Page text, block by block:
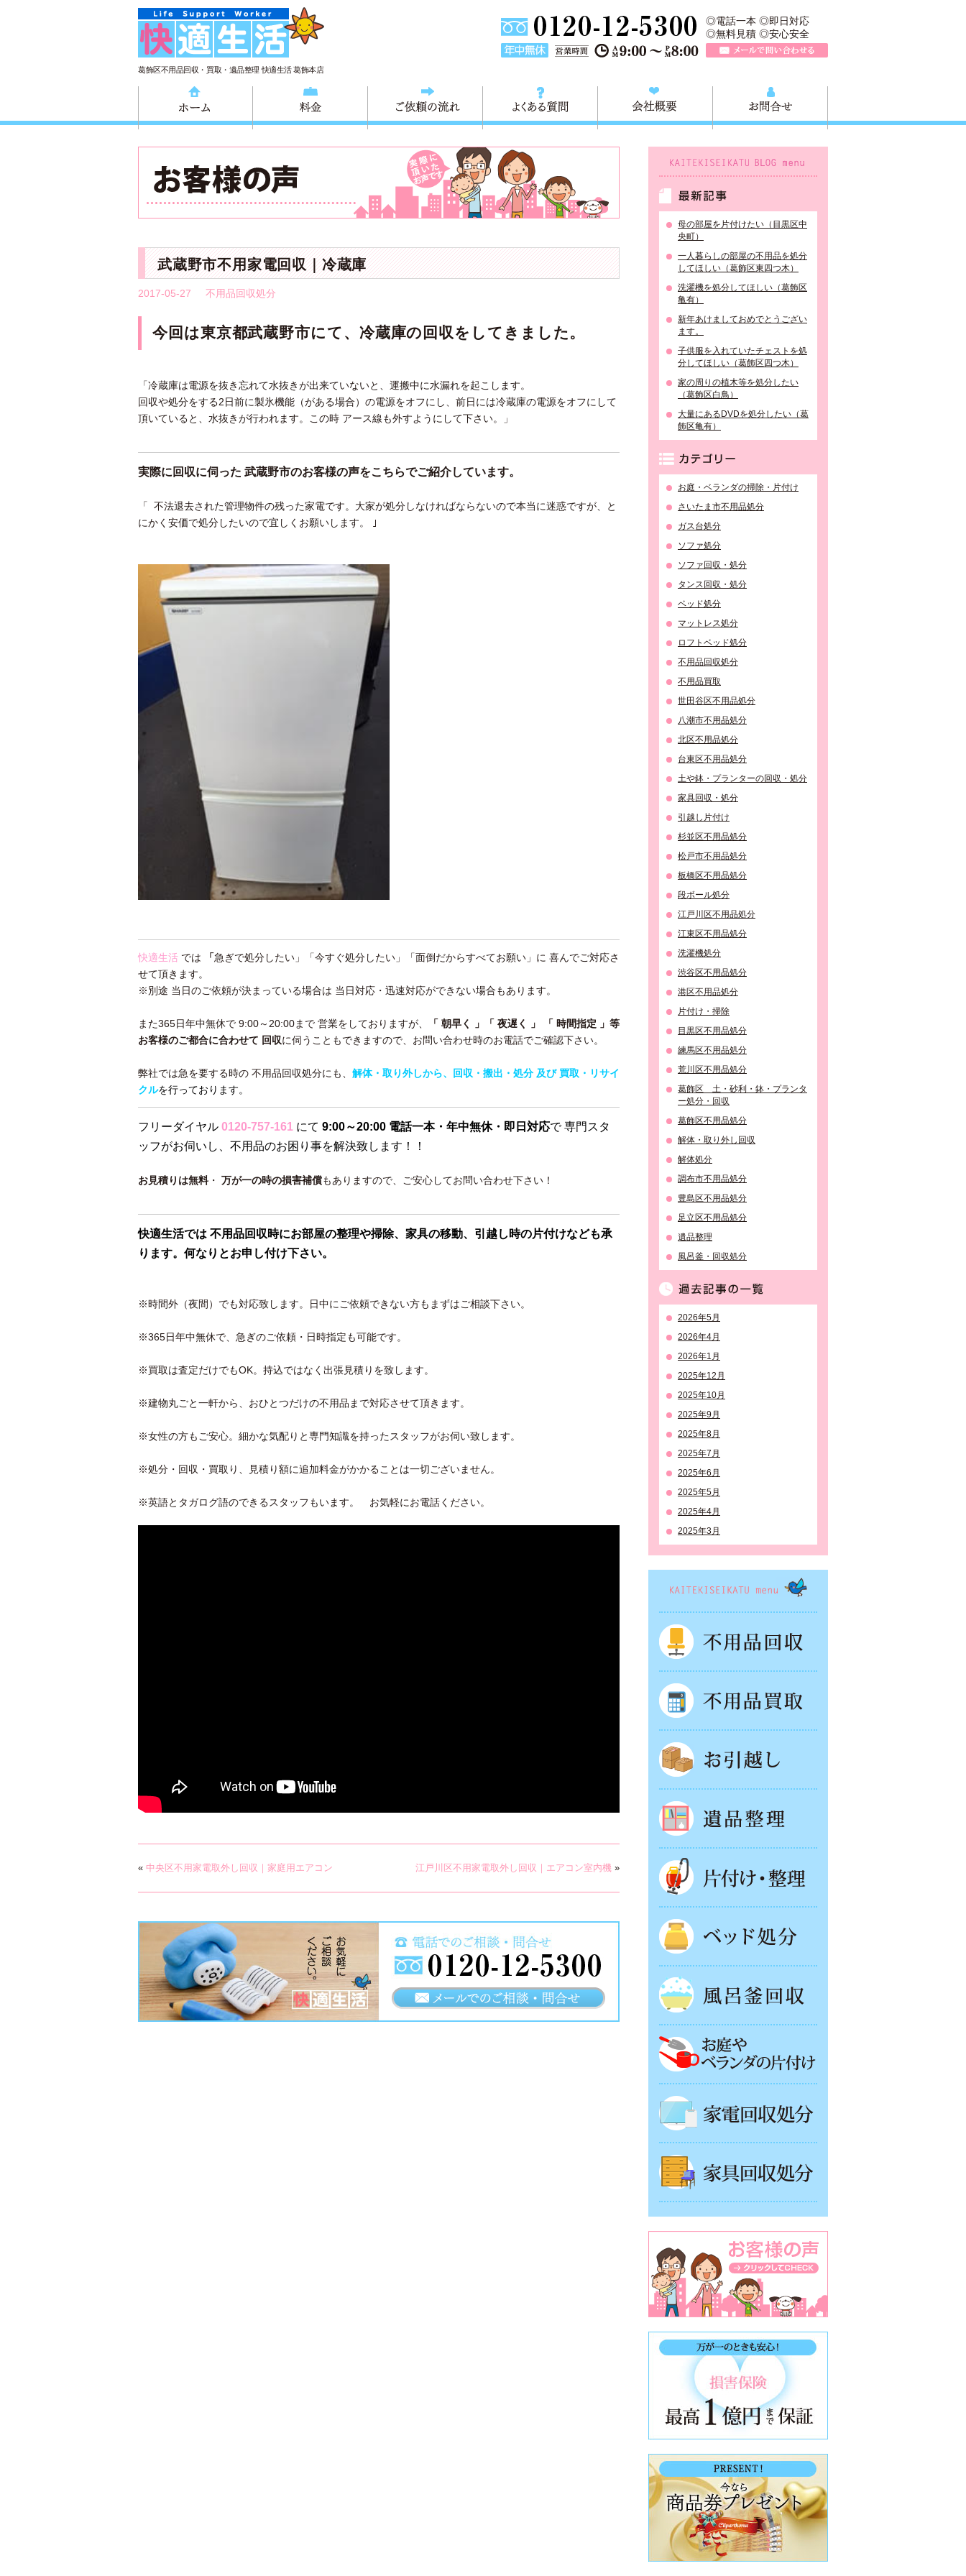
葛飾区不用品回収・買取・遺品整理 快適生活 葛飾本店
TEL 0120-757-161（年中無休）営業時間AM9:00～
◎電話一本 ◎即日対応
◎無料見積 ◎安心安全
ご依頼の流れ よくある質問
武蔵野市不用家電回収｜冷蔵庫
2017-05-27 不用品回収処分
今回は東京都武蔵野市にて 、冷蔵庫の回収をしてきま した。
「冷蔵庫は電源を抜き忘れて水抜きが出来ていないと、運搬中に水漏れを起こします。
回収や処分をする2日前に製氷機能（がある場合）の電源をオフにし、前日には冷蔵庫の電源をオフにして
頂いていると、水抜きが行われます。この時 アース線も外すようにして下さい。」
実際に回収に伺った 武蔵野市のお客様の声をこちらでご紹介しています。
「 不法退去された管理物件の残った家電です。大家が処分しなければならないので本当に迷惑ですが、と
にかく安価で処分したいので宜しくお願いします。 ｣
快適生活 では 「急ぎで処分したい」「今すぐ処分したい」「面倒だからすべてお願い」 に 喜んでご対応さ
せて頂きます。
※別途 当日のご依頼が決まっている場合は 当日対応・迅速対応ができない場合もあります。
また365日年中無休で 9:00～20:00まで 営業をしておりますが、
「 朝早く 」「 夜遅く 」 「 時間指定 」等
お客様のご都合に合わせて 回収に伺うこともできますので、お問い合わせ時のお電話でご確認下さい。
弊社では急を要する時の 不用品回収処分にも、 解体・取り外しから、回収・搬出・処分 及び 買取・リサイ
クルを行っております。
フリーダイヤル 0120-757-161 にて 9:00～20:00 電話一本・年中無休・即日対応で 専門スタ
ッフがお伺いし、不用品のお困り事を解決致します！！
お見積りは無料・ 万が一の時の損害補償もありますので、ご安心してお問い合わせ下さい！
快適生活では 不用品回収時にお部屋の整理や掃除、家具の移動、引越し時の片付けなども承
ります。何なりとお申し付け下さい。
※時間外（夜間）でも対応致します。日中にご依頼できない方もまずはご相談下さい。
※365日年中無休で、急ぎのご依頼・日時指定も可能です。
※買取は査定だけでもOK。持込ではなく出張見積りを致します。
※建物丸ごと一軒から、おひとつだけの不用品まで対応させて頂きます。
※女性の方もご安心。細かな気配りと専門知識を持ったスタッフがお伺い致します。
※処分・回収・買取り、見積り額に追加料金がかかることは一切ございません。
※英語とタガログ語のできるスタッフもいます。 お気軽にお電話ください。
« 中央区不用家電取外し回収｜家庭用エアコン 江戸川区不用家電取外し回収｜エアコン室内機 »
母の部屋を片付けたい（目黒区中
央町）
一人暮らしの部屋の不用品を処分
してほしい（葛飾区東四つ木）
洗濯機を処分してほしい（葛飾区
亀有）
新年あけましておめでとうござい
ます。
子供服を入れていたチェストを処
分してほしい（葛飾区四つ木）
家の周りの植木等を処分したい
（葛飾区白鳥）
大量にあるDVDを処分したい（葛
飾区亀有）
お庭・ベランダの掃除・片付け
さいたま市不用品処分
ガス台処分
ソファ処分
ソファ回収・処分
タンス回収・処分
ベッド処分
マットレス処分
ロフトベッド処分
不用品回収処分
不用品買取
世田谷区不用品処分
八潮市不用品処分
北区不用品処分
台東区不用品処分
土や鉢・プランターの回収・処分
家具回収・処分
引越し片付け
杉並区不用品処分
松戸市不用品処分
板橋区不用品処分
段ボール処分
江戸川区不用品処分
江東区不用品処分
洗濯機処分
渋谷区不用品処分
港区不用品処分
片付け・掃除
目黒区不用品処分
練馬区不用品処分
荒川区不用品処分
葛飾区 土・砂利・鉢・プランタ
ー処分・回収
葛飾区不用品処分
解体・取り外し回収
解体処分
調布市不用品処分
豊島区不用品処分
足立区不用品処分
遺品整理
風呂釜・回収処分
2026年5月
2026年4月
2026年1月
2025年12月
2025年10月
2025年9月
2025年8月
2025年7月
2025年6月
2025年5月
2025年4月
2025年3月